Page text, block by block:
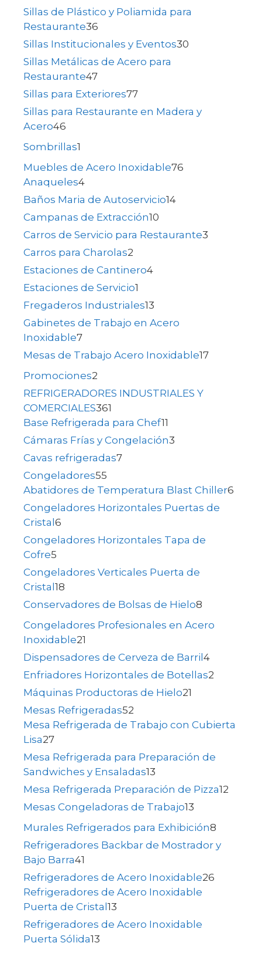
Sillas de Plástico y Poliamida para
Restaurante36
Sillas Institucionales y Eventos30
Sillas Metálicas de Acero para
Restaurante47
Sillas para Exteriores77
Sillas para Restaurante en Madera y
Acero46
Sombrillas1
Muebles de Acero Inoxidable76
Anaqueles4
Baños Maria de Autoservicio14
Campanas de Extracción10
Carros de Servicio para Restaurante3
Carros para Charolas2
Estaciones de Cantinero4
Estaciones de Servicio1
Fregaderos Industriales13
Gabinetes de Trabajo en Acero
Inoxidable7
Mesas de Trabajo Acero Inoxidable17
Promociones2
REFRIGERADORES INDUSTRIALES Y
COMERCIALES361
Base Refrigerada para Chef11
Cámaras Frías y Congelación3
Cavas refrigeradas7
Congeladores55
Abatidores de Temperatura Blast Chiller6
Congeladores Horizontales Puertas de
Cristal6
Congeladores Horizontales Tapa de
Cofre5
Congeladores Verticales Puerta de
Cristal18
Conservadores de Bolsas de Hielo8
Congeladores Profesionales en Acero
Inoxidable21
Dispensadores de Cerveza de Barril4
Enfriadores Horizontales de Botellas2
Máquinas Productoras de Hielo21
Mesas Refrigeradas52
Mesa Refrigerada de Trabajo con Cubierta
Lisa27
Mesa Refrigerada para Preparación de
Sandwiches y Ensaladas13
Mesa Refrigerada Preparación de Pizza12
Mesas Congeladoras de Trabajo13
Murales Refrigerados para Exhibición8
Refrigeradores Backbar de Mostrador y
Bajo Barra41
Refrigeradores de Acero Inoxidable26
Refrigeradores de Acero Inoxidable
Puerta de Cristal13
Refrigeradores de Acero Inoxidable
Puerta Sólida13